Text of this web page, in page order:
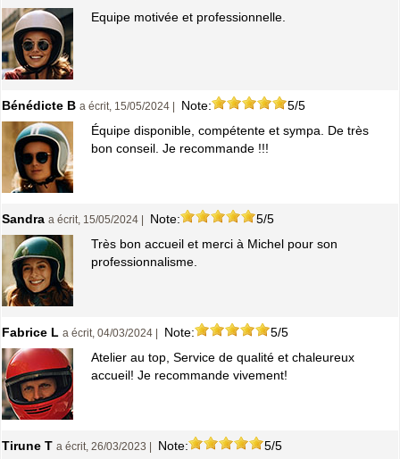
Equipe motivée et professionnelle.
Bénédicte B a écrit, 15/05/2024 | Note:
5/5
Équipe disponible, compétente et sympa. De très
bon conseil. Je recommande !!!
Sandra a écrit, 15/05/2024 | Note:
5/5
Très bon accueil et merci à Michel pour son
professionnalisme.
Fabrice L a écrit, 04/03/2024 | Note:
5/5
Atelier au top, Service de qualité et chaleureux
accueil! Je recommande vivement!
Tirune T a écrit, 26/03/2023 | Note:
5/5